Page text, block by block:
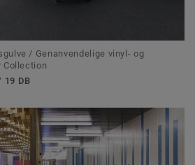
/ Genanvendelige vinyl- og
Collection
19 DB